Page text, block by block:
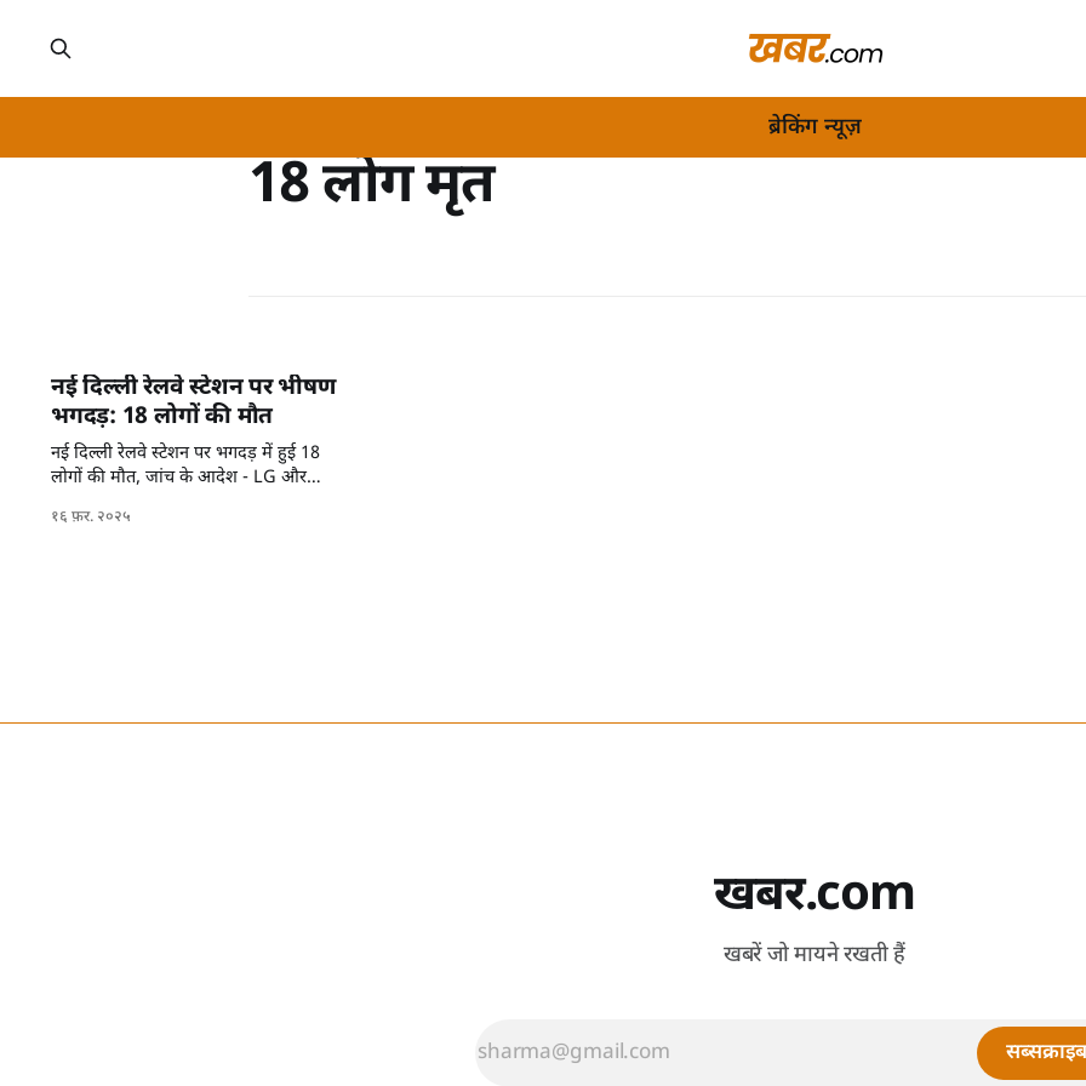
ब्रेकिंग न्यूज़
18 लोग मृत
नई दिल्ली रेलवे स्टेशन पर भीषण
भगदड़: 18 लोगों की मौत
नई दिल्ली रेलवे स्टेशन पर भगदड़ में हुई 18
लोगों की मौत, जांच के आदेश - LG और
१६ फ़र. २०२५
खबर.com
खबरें जो मायने रखती हैं